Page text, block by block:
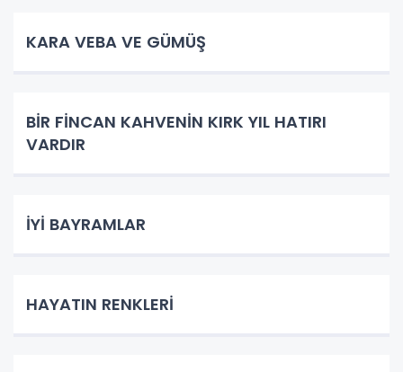
KARA VEBA VE GÜMÜŞ
BİR FİNCAN KAHVENİN KIRK YIL HATIRI
VARDIR
İYİ BAYRAMLAR
HAYATIN RENKLERİ